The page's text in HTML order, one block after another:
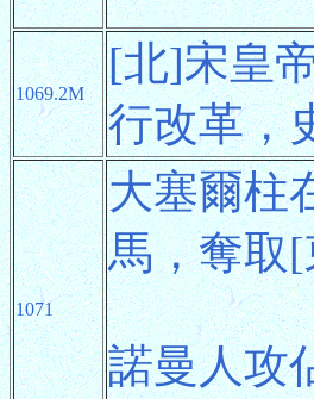
1069.2M
[北]宋皇
行改革，
1071
大塞爾柱
馬，奪取
諾曼人攻